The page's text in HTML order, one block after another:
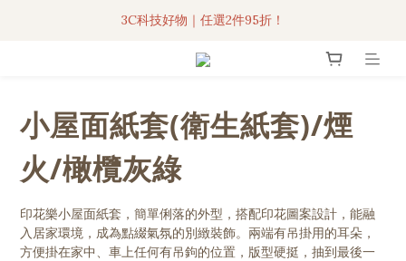
3C科技好物｜任選2件95折！
3C科技好物｜任選2件95折！
小屋面紙套(衛生紙套)/煙
火/橄欖灰綠
印花樂小屋面紙套，簡單俐落的外型，搭配印花圖案設計，能融
入居家環境，成為點綴氣氛的別緻裝飾。兩端有吊掛用的耳朵，
方便掛在家中、車上任何有吊鉤的位置，版型硬挺，抽到最後一